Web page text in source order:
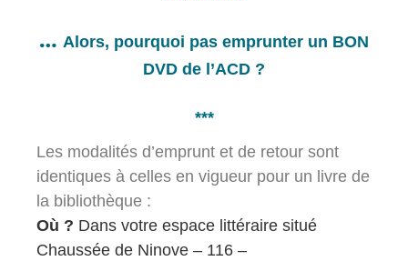
… Alors, pourquoi pas emprunter un BON
DVD de l’ACD ?
***
Les modalités d’emprunt et de retour sont
identiques à celles en vigueur pour un livre de
la bibliothèque :
Où ? Dans votre espace littéraire situé
Chaussée de Ninove – 116 –